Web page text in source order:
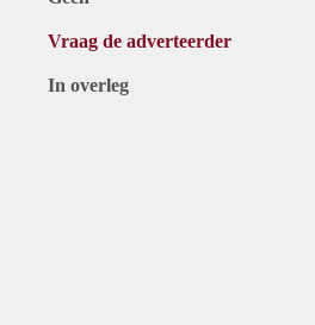
Vraag de adverteerder
In overleg